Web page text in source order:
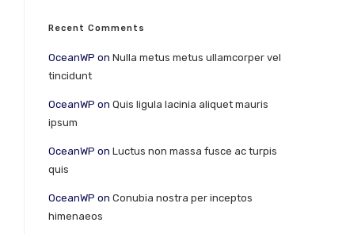
Recent Comments
OceanWP onNulla metus metus ullamcorper vel
tincidunt
OceanWP onQuis ligula lacinia aliquet mauris
ipsum
OceanWP onLuctus non massa fusce ac turpis
quis
OceanWP onConubia nostra per inceptos
himenaeos